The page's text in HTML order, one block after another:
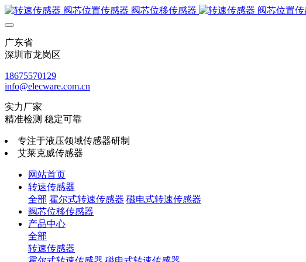
广东省
深圳市龙岗区
18675570129
info@elecware.com.cn
实力厂家
精准检测 稳定可靠
专注于液压领域传感器研制
艾莱克威传感器
网站首页
转速传感器
全部 霍尔式转速传感器 磁电式转速传感器
阀芯位移传感器
产品中心
全部
转速传感器